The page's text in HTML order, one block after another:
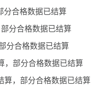
分合格数据已结算
分合格数据已结算
分合格数据已结算
，部分合格数据已结算
，部分合格数据已结算